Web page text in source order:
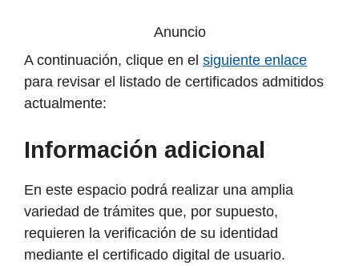
Anuncio
A continuación, clique en el siguiente enlace
para revisar el listado de certificados admitidos
actualmente:
Información adicional
En este espacio podrá realizar una amplia
variedad de trámites que, por supuesto,
requieren la verificación de su identidad
mediante el certificado digital de usuario.